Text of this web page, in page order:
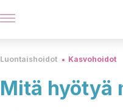
Luontaishoidot Kasvohoidot
Mitä hyötyä